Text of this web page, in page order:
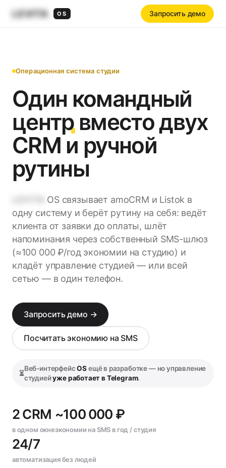
LEVITA OS Запросить демо
Операционная система студии
Один командный
центрвместо двух
CRM и ручной
рутины
OS связывает amoCRM и Listok в
одну систему и берёт рутину на себя: ведёт
клиента от заявки до оплаты, шлёт
напоминания через собственный SMS-шлюз
(≈100 000 ₽/год экономии на студию) и
кладёт управление студией — или всей
сетью — в один телефон.
Запросить демо →
Посчитать экономию на SMS
⏳
Веб-интерфейсOSещё в разработке — но управление
студиейуже работает в Telegram.
2 CRM
в одном окне
~100 000 ₽
экономии на SMS в год / студия
24/7
автоматизация без людей